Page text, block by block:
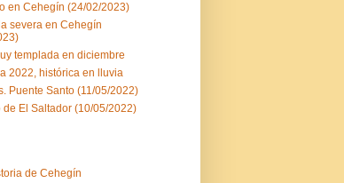
en Cehegín (24/02/2023)
severa en Cehegín
templada en diciembre
2022, histórica en lluvia
Puente Santo (11/05/2022)
de El Saltador (10/05/2022)
de Cehegín